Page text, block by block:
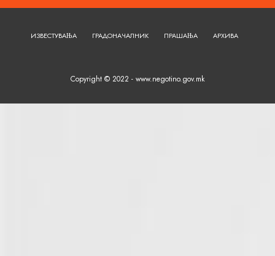
ИЗВЕСТУВАЊА ГРАДОНАЧАЛНИК ПРАШАЊА АРХИВА
Copyright © 2022 - www.negotino.gov.mk